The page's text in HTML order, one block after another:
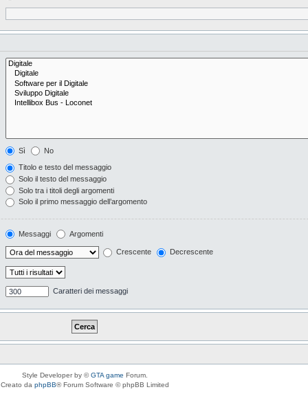
Sì No
Titolo e testo del messaggio
Solo il testo del messaggio
Solo tra i titoli degli argomenti
Solo il primo messaggio dell’argomento
Messaggi Argomenti
Crescente Decrescente
Caratteri dei messaggi
Style Developer by ©GTA game Forum.
Creato da phpBB® Forum Software © phpBB Limited